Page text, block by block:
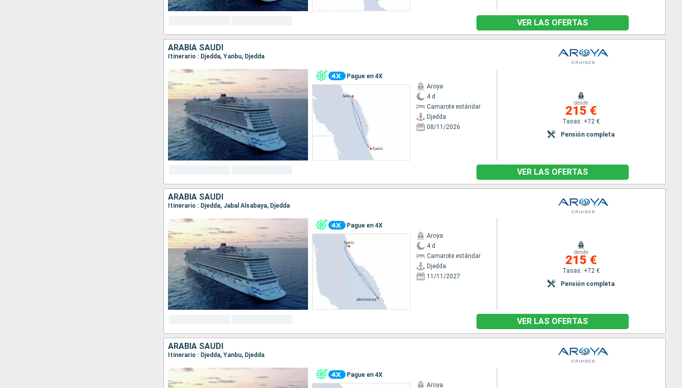
VER LAS OFERTAS
ARABIA SAUDÍ
Itinerario : Djedda, Yanbu, Djedda
Pague en 4X
Aroya
4 d
Camarote estándar
Djedda
08/11/2026
desde
215 €
Tasas: +72 €
Pensión completa
VER LAS OFERTAS
ARABIA SAUDÍ
Itinerario : Djedda, Jabal Alsabaya, Djedda
Pague en 4X
Aroya
4 d
Camarote estándar
Djedda
11/11/2027
desde
215 €
Tasas: +72 €
Pensión completa
VER LAS OFERTAS
ARABIA SAUDÍ
Itinerario : Djedda, Yanbu, Djedda
Pague en 4X
Aroya